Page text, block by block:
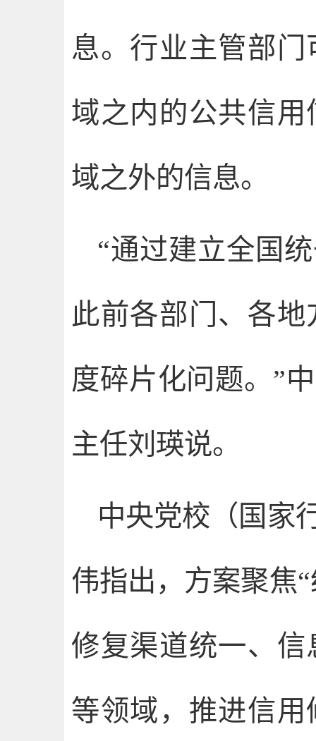
息。行业主管部
域之内的公共信
域之外的信息。
“通过建立全国
此前各部门、各
度碎片化问题。”
主任刘瑛说。
中央党校（国家
伟指出，方案聚焦
修复渠道统一、
等领域，推进信